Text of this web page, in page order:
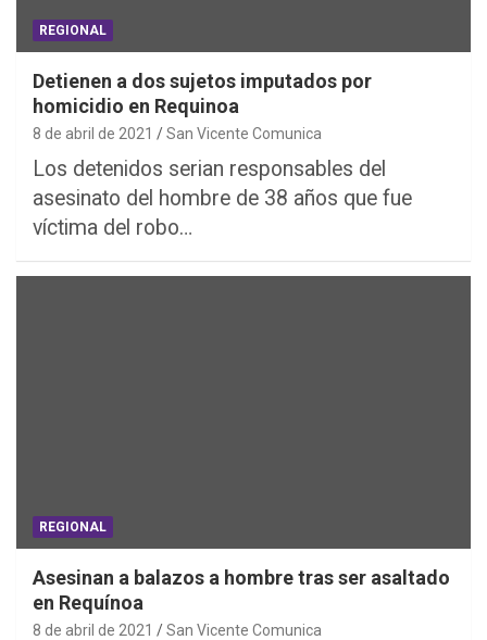
REGIONAL
Detienen a dos sujetos imputados por
homicidio en Requinoa
8 de abril de 2021 San Vicente Comunica
Los detenidos serian responsables del
asesinato del hombre de 38 años que fue
víctima del robo…
REGIONAL
Asesinan a balazos a hombre tras ser asaltado
en Requínoa
8 de abril de 2021 San Vicente Comunica